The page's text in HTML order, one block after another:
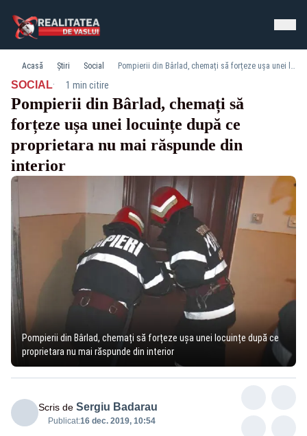
Acasă Știri Social Pompierii din Bârlad, chemați să forțeze ușa unei locuințe după ce proprietara nu mai răspunde din interior
SOCIAL· 1 min citire
Pompierii din Bârlad, chemați să
forțeze ușa unei locuințe după ce
proprietara nu mai răspunde din
interior
Pompierii din Bârlad, chemați să forțeze ușa unei locuințe după ce
proprietara nu mai răspunde din interior
Scris de Sergiu Badarau
Publicat:16 dec. 2019, 10:54